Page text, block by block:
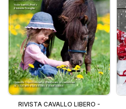
RIVISTA CAVALLO LIBERO -